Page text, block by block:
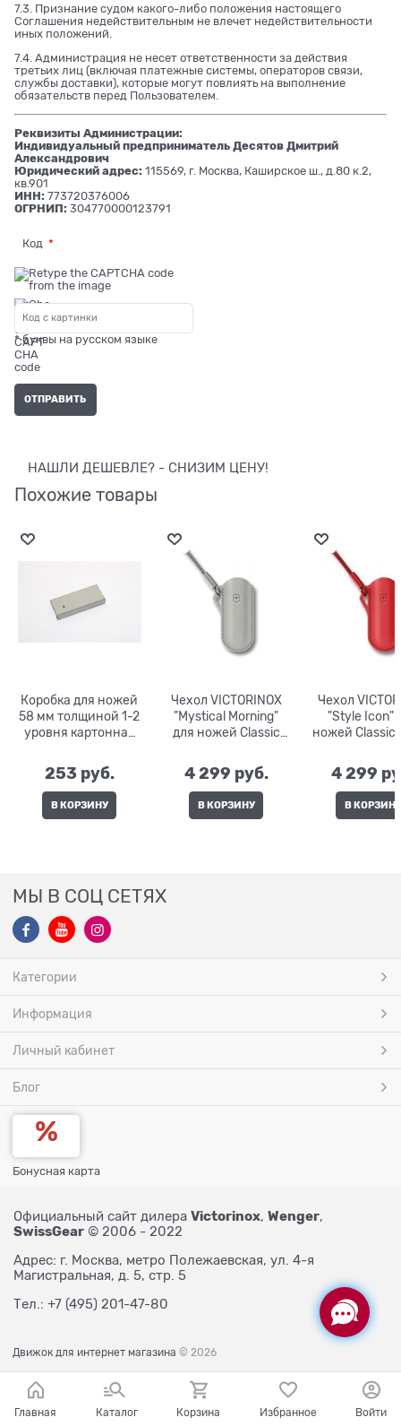
7.3. Признание судом какого-либо положения настоящего
Соглашения недействительным не влечет недействительности
иных положений.
7.4. Администрация не несет ответственности за действия
третьих лиц (включая платежные системы, операторов связи,
службы доставки), которые могут повлиять на выполнение
обязательств перед Пользователем.
Реквизиты Администрации:
Индивидуальный предприниматель Десятов Дмитрий
Александрович
Юридический адрес: 115569, г. Москва, Каширское ш., д.80 к.2,
кв.901
ИНН: 773720376006
ОГРНИП: 304770000123791
Код
* буквы на русском языке
НАШЛИ ДЕШЕВЛЕ? - СНИЗИМ ЦЕНУ!
Похожие товары
Коробка для ножей
58 мм толщиной 1-2
уровня картонная
253 руб.
В КОРЗИНУ
Чехол VICTORINOX
"Mystical Morning"
для ножей Classic
4 299 руб.
В КОРЗИНУ
Чехол
"Style Icon"
ножей Classic
4 299
В КОРЗИНУ
МЫ В СОЦ СЕТЯХ
Категории
Информация
Личный кабинет
Блог
Бонусная карта
Официальный сайт дилера Victorinox, Wenger,
SwissGear © 2006 - 2022
Адрес: г. Москва, метро Полежаевская, ул. 4-я
Магистральная, д. 5, стр. 5
Тел.: +7 (495) 201-47-80
Движок для интернет магазина © 2026
Главная Каталог Корзина Избранное Войти